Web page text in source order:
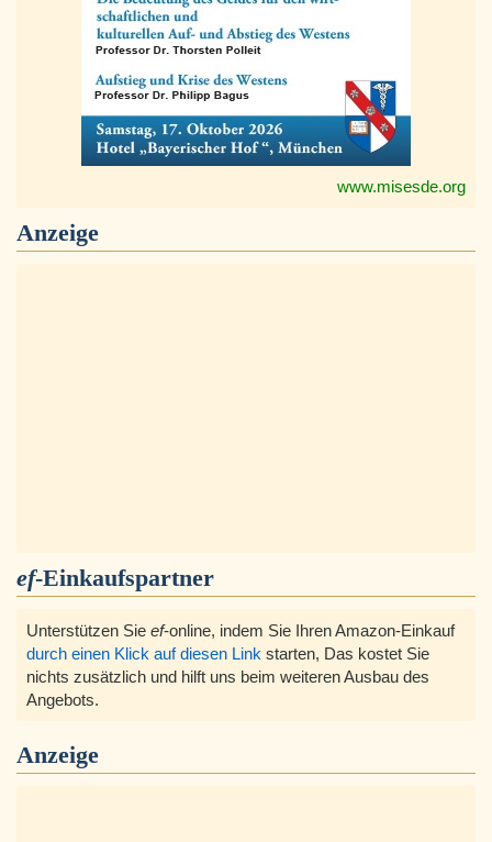
www.misesde.org
Anzeige
ef-Einkaufspartner
Unterstützen Sie ef-online, indem Sie Ihren Amazon-Einkauf
durch einen Klick auf diesen Link starten, Das kostet Sie
nichts zusätzlich und hilft uns beim weiteren Ausbau des
Angebots.
Anzeige